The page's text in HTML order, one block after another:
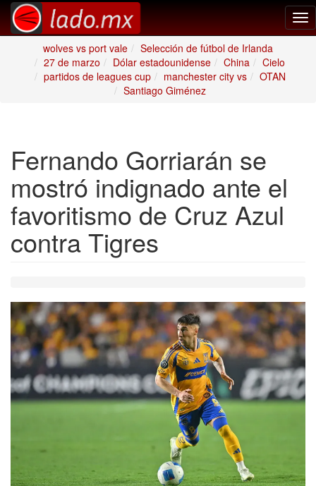
wolves vs port vale
Selección de fútbol de Irlanda
27 de marzo
Dólar estadounidense China
Cielo
partidos de leagues cup
manchester city vs
OTAN
Santiago Giménez
Fernando Gorriarán se
mostró indignado ante el
favoritismo de Cruz Azul
contra Tigres